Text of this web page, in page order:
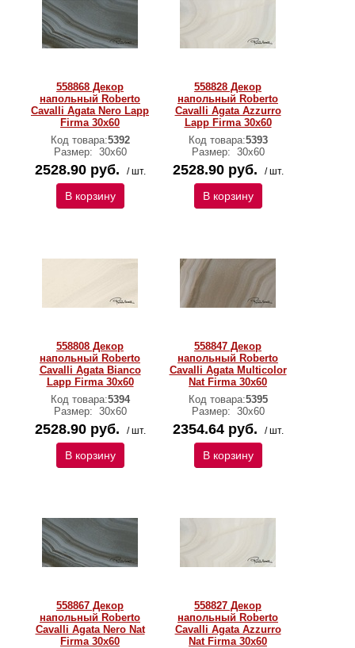
558868 Декор
напольный Roberto
Cavalli Agata Nero Lapp
Firma 30x60
Код товара:5392
Размер: 30х60
2528.90 руб. / шт.
В корзину
558828 Декор
напольный Roberto
Cavalli Agata Azzurro
Lapp Firma 30x60
Код товара:5393
Размер: 30х60
2528.90 руб. / шт.
В корзину
558808 Декор
напольный Roberto
Cavalli Agata Bianco
Lapp Firma 30x60
Код товара:5394
Размер: 30х60
2528.90 руб. / шт.
В корзину
558847 Декор
напольный Roberto
Cavalli Agata Multicolor
Nat Firma 30x60
Код товара:5395
Размер: 30х60
2354.64 руб. / шт.
В корзину
558867 Декор
напольный Roberto
Cavalli Agata Nero Nat
Firma 30x60
558827 Декор
напольный Roberto
Cavalli Agata Azzurro
Nat Firma 30x60